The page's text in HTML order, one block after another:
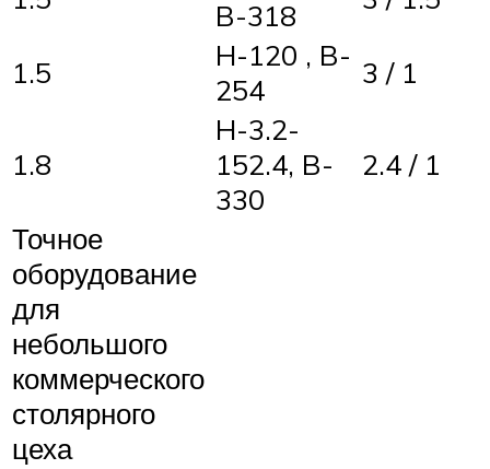
B-318
1.5
H-120 , B-
254
3 / 1
1.8
H-3.2-
152.4, B-
330
2.4 / 1
Точное
оборудование
для
небольшого
коммерческого
столярного
цеха